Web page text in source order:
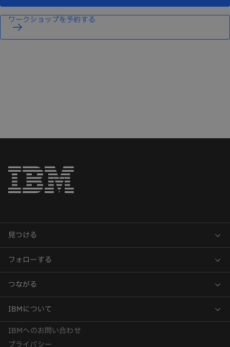
ワークショップを予約する
IBMへのお問い合わせ
プライバシー